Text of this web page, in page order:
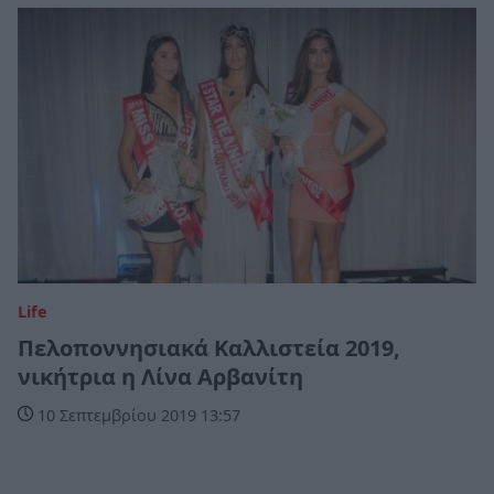
Life
Πελοποννησιακά Καλλιστεία 2019,
νικήτρια η Λίνα Αρβανίτη
10 Σεπτεμβρίου 2019 13:57